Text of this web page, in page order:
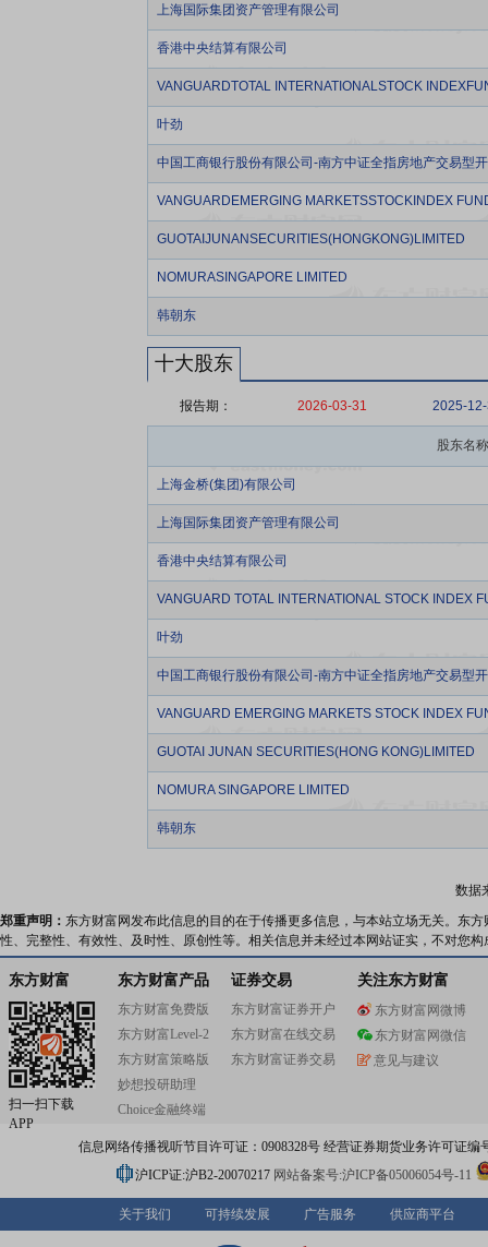
上海国际集团资产管理有限公司
香港中央结算有限公司
VANGUARDTOTAL INTERNATIONALSTOCK
叶劲
中国工商银行股份有限公司-南方中证全指房地产交易型
VANGUARDEMERGING MARKETSSTOCKINDEX
GUOTAIJUNANSECURITIES(HONGKONG)LIMITED
NOMURASINGAPORE LIMITED
韩朝东
十大股东
报告期： 2026-03-31 2025-
股东名称
上海金桥(集团)有限公司
上海国际集团资产管理有限公司
香港中央结算有限公司
VANGUARD TOTAL INTERNATIONAL STOCK INDEX
叶劲
中国工商银行股份有限公司-南方中证全指房地产交易型
VANGUARD EMERGING MARKETS STOCK INDEX
GUOTAI JUNAN SECURITIES(HONG KONG)LIMITED
NOMURA SINGAPORE LIMITED
韩朝东
数据
郑重声明： 东方财富网发布此信息的目的在于传播更多信息，与本站立场无关。东
性、完整性、有效性、及时性、原创性等。相关信息并未经过本网站证实，不对您
东方财富
扫一扫下载
APP
东方财富产品
东方财富免费版
东方财富Level-2
东方财富策略版
妙想投研助理
Choice金融终端
证券交易
东方财富证券开户
东方财富在线交易
东方财富证券交易
关注东方财富
东方财富网微博
东方财富网微信
意见与建议
信息网络传播视听节目许可证：0908328号 经营证券期货业务许可证编
沪ICP证:沪B2-20070217 网站备案号:沪ICP备05006054号-11
关于我们 可持续发展 广告服务 供应商平台